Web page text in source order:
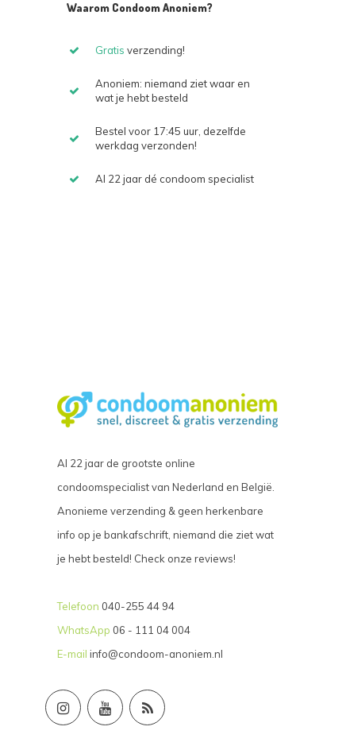
Waarom Condoom Anoniem?
Gratis verzending!
Anoniem: niemand ziet waar en
wat je hebt besteld
Bestel voor 17:45 uur, dezelfde
werkdag verzonden!
Al 22 jaar dé condoom specialist
Al 22 jaar de grootste online
condoomspecialist van Nederland en België.
Anonieme verzending & geen herkenbare
info op je bankafschrift, niemand die ziet wat
je hebt besteld! Check onze reviews!
Telefoon 040-255 44 94
WhatsApp 06 - 111 04 004
E-mail info@condoom-anoniem.nl